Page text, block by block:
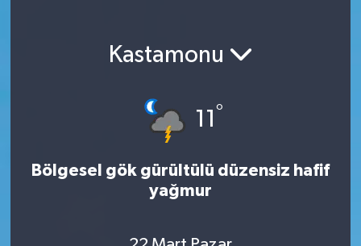
Kastamonu
11 °
Bölgesel gök gürültülü düzensiz hafif
yağmur
Haber Arşivi